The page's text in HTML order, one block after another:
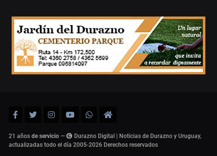
21 años de servicio —
Durazno Digital | Noticias de Durazno y Uruguay,
actualizadas todo el día 2005-2026 Derechos reservados